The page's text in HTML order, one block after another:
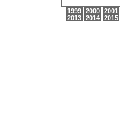
1999 2000 2001
2013 2014 2015